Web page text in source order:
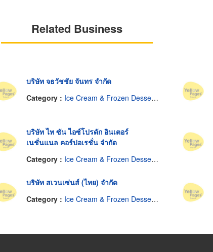
Related Business
บริษัท จธวัชชัย จันทร จำกัด
Category : Ice Cream & Frozen Desserts-Manufacturers & Distributors
บริษัท ไท ซัน ไอซ์โปรดัก อินเตอร์
เนชั่นแนล คอร์ปอเรชั่น จำกัด
Category : Ice Cream & Frozen Desserts-Manufacturers & Distributors
บริษัท สเวนเซ่นส์ (ไทย) จำกัด
Category : Ice Cream & Frozen Desserts-Manufacturers & Distributors